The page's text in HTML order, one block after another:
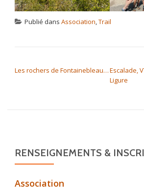
Publié dans Association,Trail
Les rochers de Fontainebleau…Escalade,
Ligure
RENSEIGNEMENTS &
Association